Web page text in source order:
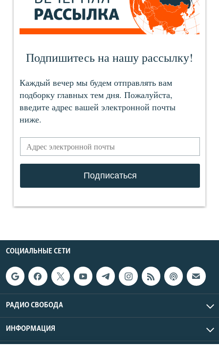
СОЦИАЛЬНЫЕ СЕТИ
РАДИО СВОБОДА
ИНФОРМАЦИЯ